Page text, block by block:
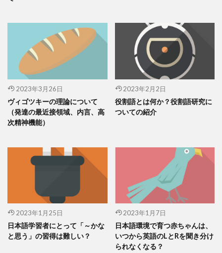
2023年3月26日
ヴィゴツキーの理論について
（発達の最近接領域、内言、高
次精神機能）
2023年2月2日
役割語とは何か？役割語研究に
ついての紹介
2023年1月25日
日本語学習者にとって「～かな
と思う」の習得は難しい？
2023年1月7日
日本語環境で育つ赤ちゃんは、
いつから英語のLとRを聞き分け
られなくなる？